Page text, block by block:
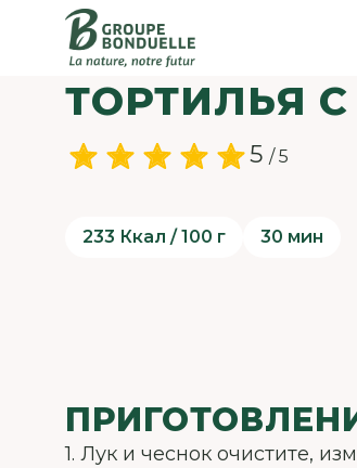
ТОРТИЛЬЯ
5 / 5
233 Ккал / 100 г 30 мин
1. Лук и чеснок очистите,